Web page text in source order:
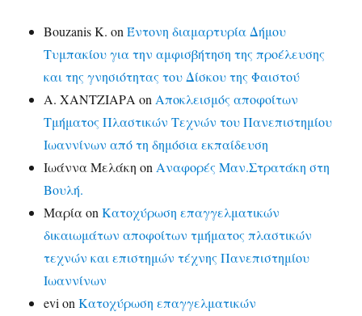
Bouzanis K. onΈντονη διαμαρτυρία Δήμου
Τυμπακίου για την αμφισβήτηση της προέλευσης
και της γνησιότητας του Δίσκου της Φαιστού
Α. ΧΑΝΤΖΙΑΡΑ on Αποκλεισμός αποφοίτων
Τμήματος Πλαστικών Τεχνών του Πανεπιστημίου
Ιωαννίνων από τη δημόσια εκπαίδευση
Ιωάννα Μελάκη on Αναφορές Μαν.Στρατάκη στη
Βουλή.
ΜαρίαonΚατοχύρωση επαγγελματικών
δικαιωμάτων αποφοίτων τμήματος πλαστικών
τεχνών και επιστημών τέχνης Πανεπιστημίου
Ιωαννίνων
evi onΚατοχύρωση επαγγελματικών